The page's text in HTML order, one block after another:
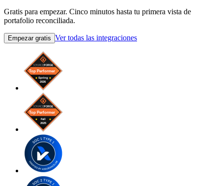
Gratis para empezar. Cinco minutos hasta tu primera vista de
portafolio reconciliada.
Empezar gratis Ver todas las integraciones